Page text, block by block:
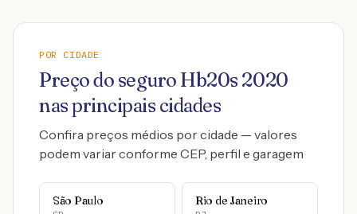
POR CIDADE
Preço do seguro Hb20s 2020
nas principais cidades
Confira preços médios por cidade — valores
podem variar conforme CEP, perfil e garagem
São Paulo Rio de Janeiro